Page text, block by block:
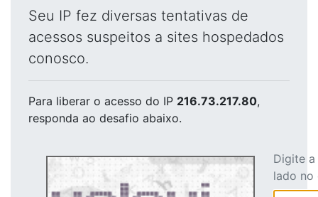
Seu IP fez diversas tentativas de
acessos suspeitos a sites hospedados
conosco.
Para liberar o acesso do IP 216.73.217.80,
responda ao desafio abaixo.
Digite
lado no